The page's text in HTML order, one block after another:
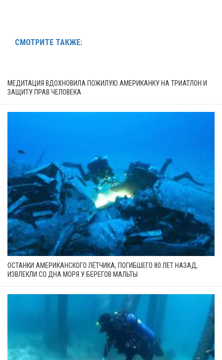
СМОТРИТЕ ТАКЖЕ:
МЕДИТАЦИЯ ВДОХНОВИЛА ПОЖИЛУЮ АМЕРИКАНКУ НА ТРИАТЛОН И
ЗАЩИТУ ПРАВ ЧЕЛОВЕКА
ОСТАНКИ АМЕРИКАНСКОГО ЛЁТЧИКА, ПОГИБШЕГО 80 ЛЕТ НАЗАД,
ИЗВЛЕКЛИ СО ДНА МОРЯ У БЕРЕГОВ МАЛЬТЫ